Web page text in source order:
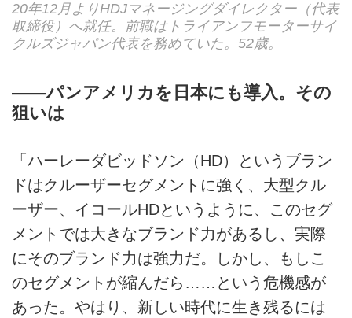
20年12月よりHDJマネージングダイレクター（代表
取締役）へ就任。前職はトライアンフモーターサイ
クルズジャパン代表を務めていた。52歳。
――パンアメリカを日本にも導入。その
狙いは
「ハーレーダビッドソン（HD）というブラン
ドはクルーザーセグメントに強く、大型クル
ーザー、イコールHDというように、このセグ
メントでは大きなブランド力があるし、実際
にそのブランド力は強力だ。しかし、もしこ
のセグメントが縮んだら……という危機感が
あった。やはり、新しい時代に生き残るには